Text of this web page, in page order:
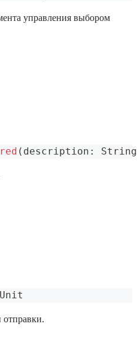
управления выбором
( description : String